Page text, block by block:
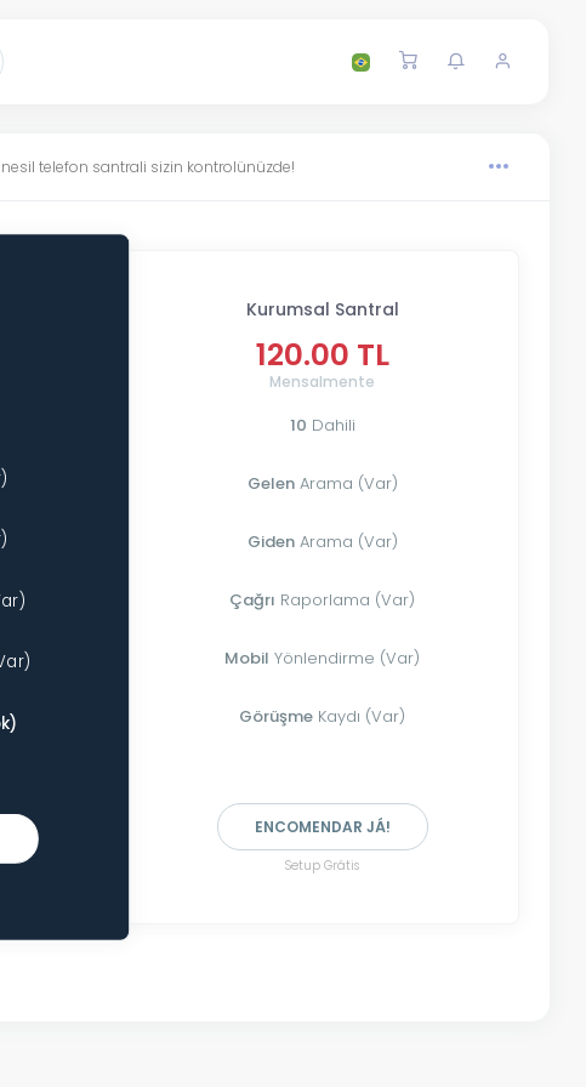
telefon santrali sizin kontrolünüzde!
Kurumsal Santral
120.00 TL
Mensalmente
10 Dahili
GelenArama (Var)
GidenArama (Var)
Çağrı Raporlama (Var)
Mobil Yönlendirme (Var)
Görüşme Kaydı (Var)
ENCOMENDAR JÁ!
Setup Grátis